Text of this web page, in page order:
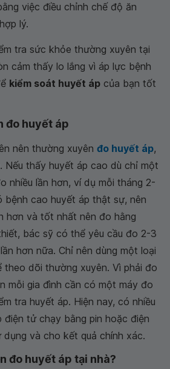
việc điều chỉnh chế độ ăn
lý.
tra sức khỏe thường xuyên tại
cảm thấy lo lắng vì áp lực bệnh
kiểm soát huyết áp của bạn tốt
đo huyết áp
nên thường xuyên đo huyết áp,
Nếu thấy huyết áp cao dù chỉ một
nhiều lần hơn, ví dụ mỗi tháng 2-
bệnh cao huyết áp thật sự, nên
hơn và tốt nhất nên đo hằng
bác sỹ có thể yêu cầu đo 2-3
hơn nữa. Chỉ nên dùng một loại
theo dõi thường xuyên. Vì phải đo
mỗi gia đình cần có một máy đo
tra huyết áp. Hiện nay, có nhiều
điện tử chạy bằng pin hoặc điện
và cho kết quả chính xác.
đo huyết áp tại nhà?